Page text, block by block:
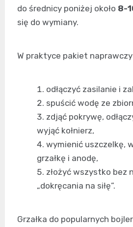
do średnicy poniżej około 8-
się do wymiany.
W praktyce pakiet
odłączyć zasilanie i
spuścić wodę ze
zdjąć pokrywę,
wyjąć kołnierz,
wymienić uszczelkę,
grzałkę i anodę,
złożyć wszystko bez
„dokręcania na siłę”.
Grzałka do popularnych